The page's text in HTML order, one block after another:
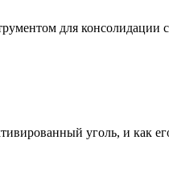
для консолидации
уголь, и